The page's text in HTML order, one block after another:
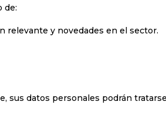
de:
relevante y novedades en el sector.
sus datos personales podrán